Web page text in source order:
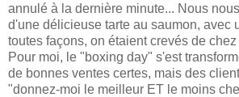
annulé à la dernière minute... Nous
d'une délicieuse tarte au saumon, avec
toutes façons, on étaient crevés de chez
Pour moi, le "boxing day" s'est
de bonnes ventes certes, mais des
"donnez-moi le meilleur ET le moins